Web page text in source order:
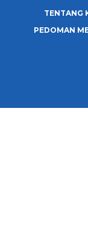
TENTANG
PEDOMAN